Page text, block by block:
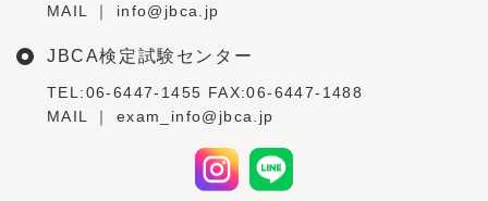
MAIL ｜ info@jbca.jp
JBCA検定試験センター
TEL:06-6447-1455 FAX:06-6447-1488
MAIL ｜ exam_info@jbca.jp